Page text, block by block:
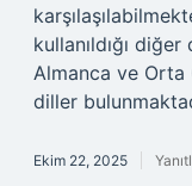
kullanıldığı
Almanca ve
diller
Ekim 22, 2025